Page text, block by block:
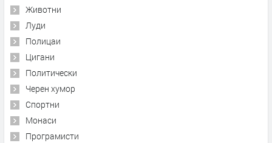
Животни
Луди
Полицаи
Цигани
Политически
Черен хумор
Спортни
Монаси
Програмисти